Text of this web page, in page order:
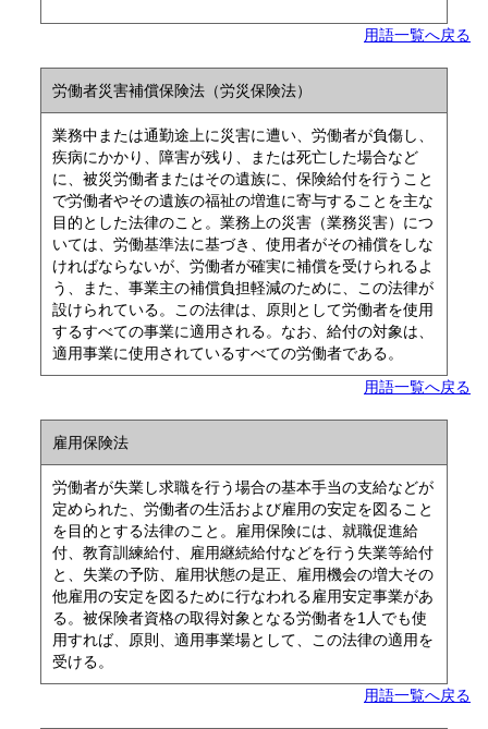
用語一覧へ戻る
労働者災害補償保険法（労災保険法）
業務中または通勤途上に災害に遭い、労働者が負傷し、
疾病にかかり、障害が残り、または死亡した場合など
に、被災労働者またはその遺族に、保険給付を行うこと
で労働者やその遺族の福祉の増進に寄与することを主な
目的とした法律のこと。業務上の災害（業務災害）につ
いては、労働基準法に基づき、使用者がその補償をしな
ければならないが、労働者が確実に補償を受けられるよ
う、また、事業主の補償負担軽減のために、この法律が
設けられている。この法律は、原則として労働者を使用
するすべての事業に適用される。なお、給付の対象は、
適用事業に使用されているすべての労働者である。
用語一覧へ戻る
雇用保険法
労働者が失業し求職を行う場合の基本手当の支給などが
定められた、労働者の生活および雇用の安定を図ること
を目的とする法律のこと。雇用保険には、就職促進給
付、教育訓練給付、雇用継続給付などを行う失業等給付
と、失業の予防、雇用状態の是正、雇用機会の増大その
他雇用の安定を図るために行なわれる雇用安定事業があ
る。被保険者資格の取得対象となる労働者を1人でも使
用すれば、原則、適用事業場として、この法律の適用を
受ける。
用語一覧へ戻る